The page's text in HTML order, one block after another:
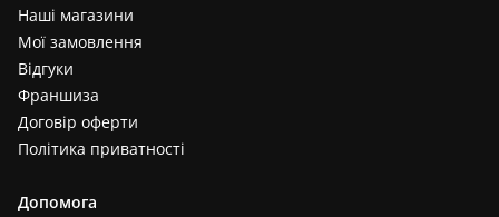
Наші магазини
Мої замовлення
Відгуки
Франшиза
Договір оферти
Політика приватності
Допомога